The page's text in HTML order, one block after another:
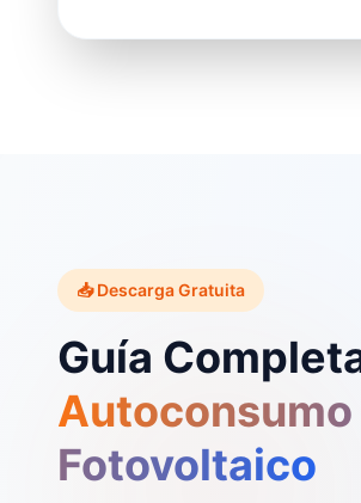
📥 Descarga Gratuita
Guía
Autoconsumo
Fotovoltaico